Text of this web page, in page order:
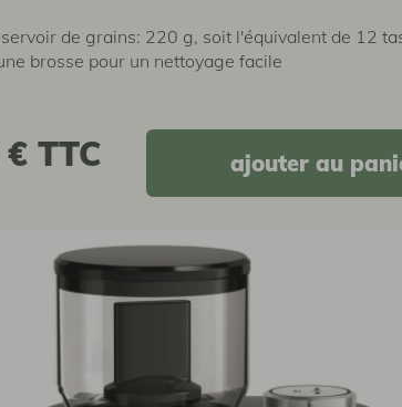
de grains: 220 g, soit l'équivalent de 12
brosse pour un nettoyage facile
€TTC ajouter au